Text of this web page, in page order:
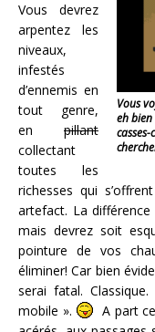
Vous
eh bien
Vous devrez
arpentez les
niveaux,
infestés
d’ennemis en
tout genre,
en pillant
collectant
toutes les
richesses qui
artefact. La
mais devrez soit
pointure de vos
éliminer! Car bien
serai fatal.
mobile ».
A part